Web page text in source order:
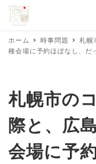
ホーム 時事問題
札幌
種会場に予約ほぼなし、だ
札幌市の
際と、広
会場に予